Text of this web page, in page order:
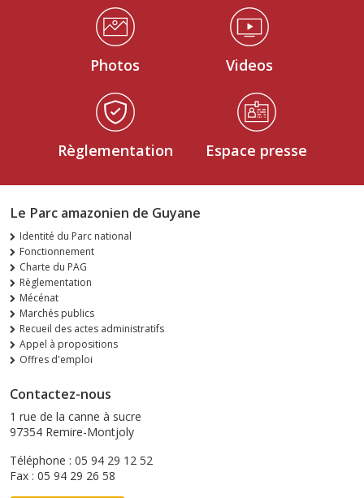
Médiathèque Footer
Photos Videos
Règlementation Espace presse
Le Parc amazonien de Guyane
Identité du Parc national
Fonctionnement
Charte du PAG
Règlementation
Mécénat
Marchés publics
Recueil des actes administratifs
Appel à propositions
Offres d'emploi
Contactez-nous
1 rue de la canne à sucre
97354 Remire-Montjoly
Téléphone : 05 94 29 12 52
Fax : 05 94 29 26 58